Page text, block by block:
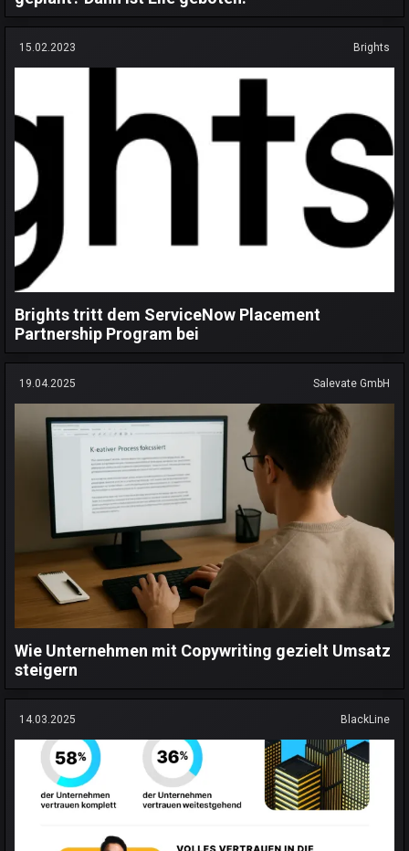
15.02.2023 Brights
Brights tritt dem ServiceNow Placement
Partnership Program bei
19.04.2025 Salevate GmbH
Wie Unternehmen mit Copywriting gezielt Umsatz
steigern
14.03.2025 BlackLine